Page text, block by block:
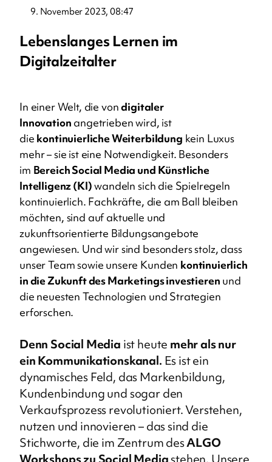
9. November 2023, 08:47
Lebenslanges Lernen im
Digitalzeitalter
In einer Welt, die vondigitaler
Innovation angetrieben wird, ist
die kontinuierliche Weiterbildung kein Luxus
mehr – sie ist eine Notwendigkeit. Besonders
im Bereich Social Media und Künstliche
Intelligenz (KI)wandeln sich die Spielregeln
kontinuierlich. Fachkräfte, die am Ball bleiben
möchten, sind auf aktuelle und
zukunftsorientierte Bildungsangebote
angewiesen. Und wir sind besonders stolz, dass
unser Team sowie unsere Kunden kontinuierlich
in die Zukunft des Marketings investieren und
die neuesten Technologien und Strategien
erforschen.
Denn Social Media ist heute mehr als nur
ein Kommunikationskanal. Es ist ein
dynamisches Feld, das Markenbildung,
Kundenbindung und sogar den
Verkaufsprozess revolutioniert. Verstehen,
nutzen und innovieren – das sind die
Stichworte, die im Zentrum desALGO